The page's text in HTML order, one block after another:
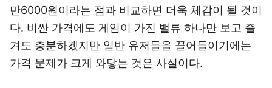
만6000원이라는 점과 비교하면 더욱 체감이 될 것이
다. 비싼 가격에도 게임이 가진 밸류 하나만 보고 즐
겨도 충분하겠지만 일반 유저들을 끌어들이기에는
가격 문제가 크게 와닿는 것은 사실이다.